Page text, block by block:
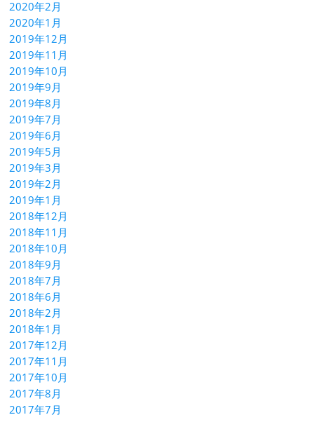
2020年2月
2020年1月
2019年12月
2019年11月
2019年10月
2019年9月
2019年8月
2019年7月
2019年6月
2019年5月
2019年3月
2019年2月
2019年1月
2018年12月
2018年11月
2018年10月
2018年9月
2018年7月
2018年6月
2018年2月
2018年1月
2017年12月
2017年11月
2017年10月
2017年8月
2017年7月